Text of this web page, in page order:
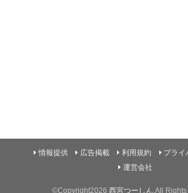
情報提供 広告掲載 利用規約
プライ
運営会社
©Copyright2026 西宮つーしん .All Rights